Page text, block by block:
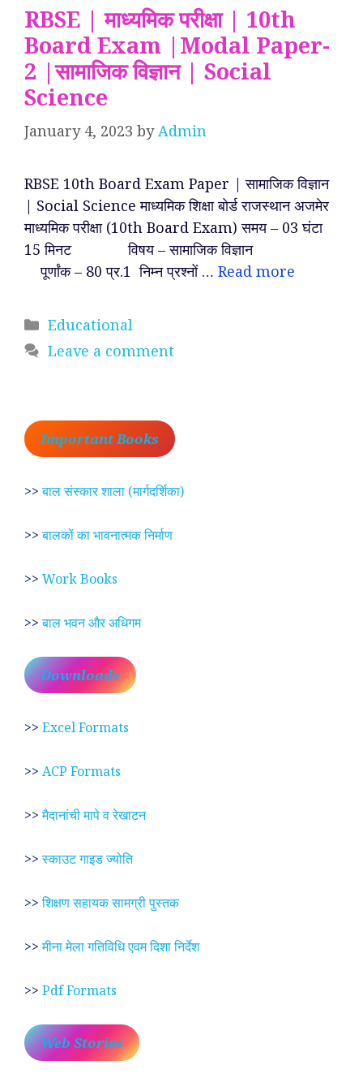
RBSE | माध्यमिक परीक्षा | 10th
Board Exam |Modal Paper-
2 |सामाजिक विज्ञान | Social
Science
January 4, 2023 byAdmin
RBSE 10th Board Exam Paper | सामाजिक विज्ञान
| Social Science माध्यमिक शिक्षा बोर्ड राजस्थान अजमेर
माध्यमिक परीक्षा (10th Board Exam) समय – 03 घंटा
15 मिनट विषय – सामाजिक विज्ञान
पूर्णांक – 80 प्र.1 निम्न प्रश्नों … Read more
Categories
Educational
Leave a comment
Important Books
>>बाल संस्कार शाला (मार्गदर्शिका)
>>बालकों का भावनात्मक निर्माण
>> Work Books
>>बाल भवन और अधिगम
Downloads
>> Excel Formats
>> ACP Formats
>>मैदानांची मापे व रेखाटन
>>स्काउट गाइड ज्योति
>>शिक्षण सहायक सामग्री पुस्तक
>>मीना मेला गतिविधि एवम दिशा निर्देश
>> Pdf Formats
Web Stories